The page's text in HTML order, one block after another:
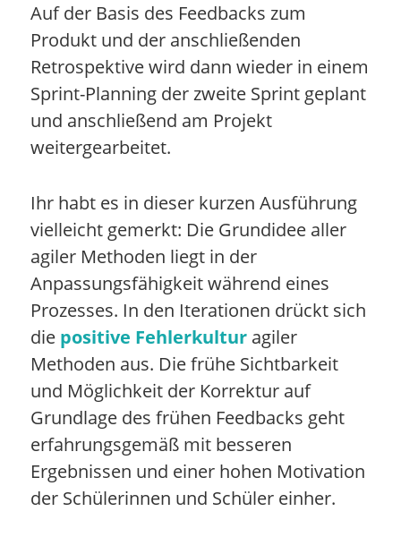
Auf der Basis des Feedbacks zum
Produkt und der anschließenden
Retrospektive wird dann wieder in einem
Sprint-Planning der zweite Sprint geplant
und anschließend am Projekt
weitergearbeitet.
Ihr habt es in dieser kurzen Ausführung
vielleicht gemerkt: Die Grundidee aller
agiler Methoden liegt in der
Anpassungsfähigkeit während eines
Prozesses. In den Iterationen drückt sich
die positive Fehlerkulturagiler
Methoden aus. Die frühe Sichtbarkeit
und Möglichkeit der Korrektur auf
Grundlage des frühen Feedbacks geht
erfahrungsgemäß mit besseren
Ergebnissen und einer hohen Motivation
der Schülerinnen und Schüler einher.